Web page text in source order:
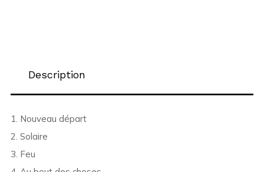
Description
1. Nouveau départ
2. Solaire
3. Feu